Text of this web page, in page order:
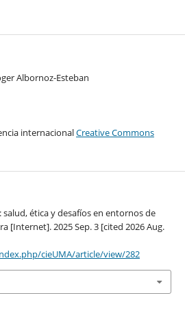
Albornoz-Esteban
internacionalCreative Commons
ética y desafíos en entornos de
[Internet]. 2025 Sep. 3 [cited 2026 Aug.
cieUMA/article/view/282